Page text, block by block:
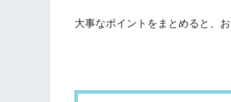
大事なポイントをまとめると、